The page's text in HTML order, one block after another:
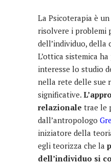
La Psicoterapia è
risolvere i problemi
dell’individuo, della
L’ottica sistemica
interesse lo studio
nella rete delle sue
significative.
relazionale trae le
dall’antropologo
iniziatore della
egli teorizza che la
dell’individuo si